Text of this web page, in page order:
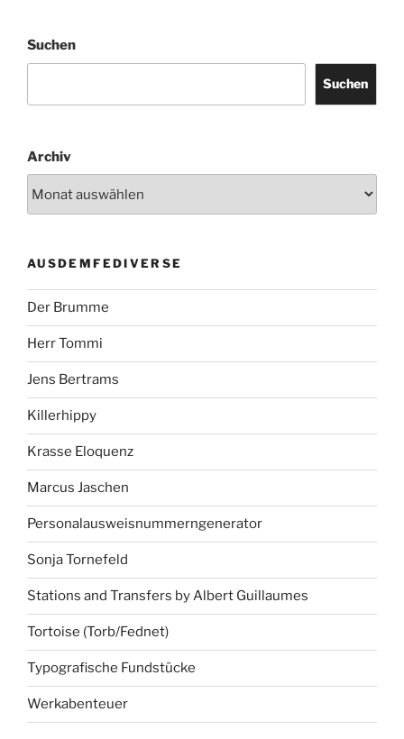
Suchen
Suchen
Archiv
AUSDEMFEDIVERSE
Der Brumme
Herr Tommi
Jens Bertrams
Killerhippy
Krasse Eloquenz
Marcus Jaschen
Personalausweisnummerngenerator
Sonja Tornefeld
Stations and Transfers by Albert Guillaumes
Tortoise (Torb/Fednet)
Typografische Fundstücke
Werkabenteuer